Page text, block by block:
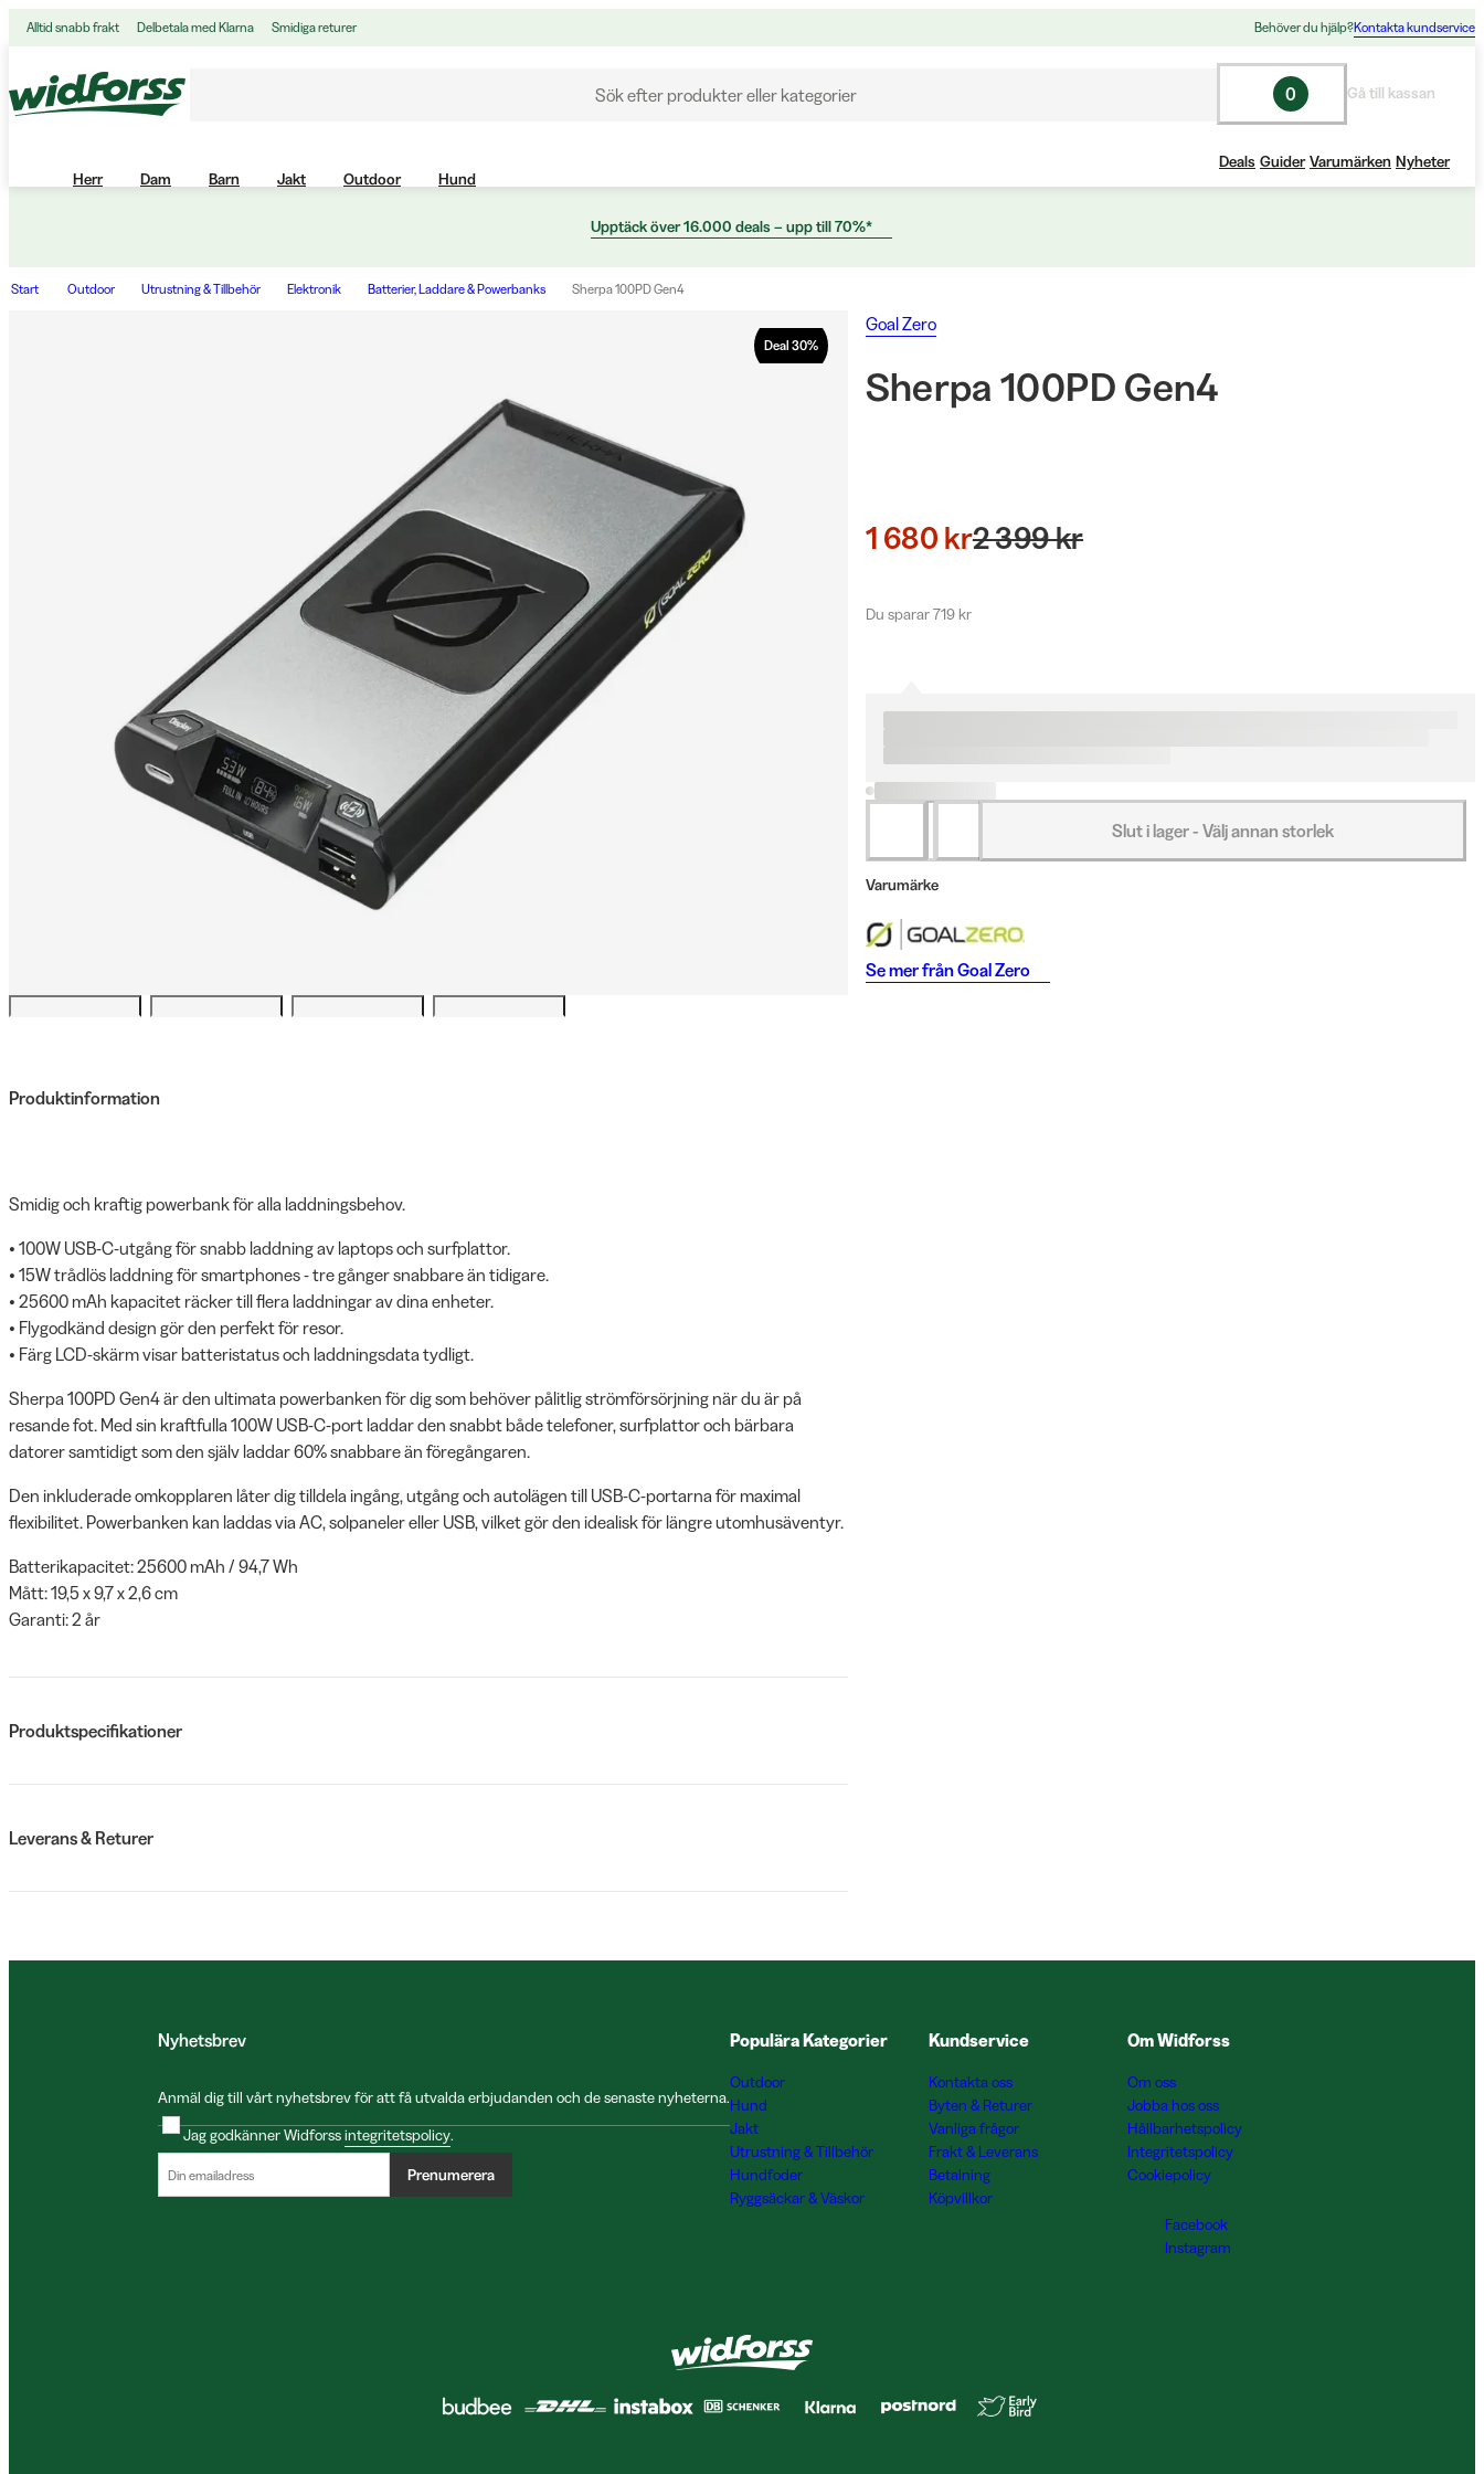
Alltid snabb frakt Delbetala med Klarna Smidiga returer Behöver du hjälp?Kontakta kundservice
Sök efter produkter eller kategorier 0 Gå till kassan
Herr Dam Barn Jakt Outdoor Hund
Deals Guider Varumärken Nyheter
Upptäck över 16.000 deals – upp till 70%*
Start Outdoor Utrustning & Tillbehör Elektronik Batterier, Laddare & Powerbanks Sherpa 100PD Gen4
Deal 30%
Produktinformation
Smidig och kraftig powerbank för alla laddningsbehov.
• 100W USB-C-utgång för snabb laddning av laptops och surfplattor.
• 15W trådlös laddning för smartphones - tre gånger snabbare än tidigare.
• 25600 mAh kapacitet räcker till flera laddningar av dina enheter.
• Flygodkänd design gör den perfekt för resor.
• Färg LCD-skärm visar batteristatus och laddningsdata tydligt.
Sherpa 100PD Gen4 är den ultimata powerbanken för dig som behöver pålitlig strömförsörjning när du är på
resande fot. Med sin kraftfulla 100W USB-C-port laddar den snabbt både telefoner, surfplattor och bärbara
datorer samtidigt som den själv laddar 60% snabbare än föregångaren.
Den inkluderade omkopplaren låter dig tilldela ingång, utgång och autolägen till USB-C-portarna för maximal
flexibilitet. Powerbanken kan laddas via AC, solpaneler eller USB, vilket gör den idealisk för längre utomhusäventyr.
Batterikapacitet: 25600 mAh / 94,7 Wh
Mått: 19,5 x 9,7 x 2,6 cm
Garanti: 2 år
Produktspecifikationer
Leverans & Returer
Goal Zero
Sherpa 100PD Gen4
1 680 kr2 399 kr
Du sparar 719 kr
Slut i lager - Välj annan storlek
Varumärke
Se mer frånGoal Zero
Nyhetsbrev
Anmäl dig till vårt nyhetsbrev för att få utvalda erbjudanden och de senaste nyheterna.
Jag godkänner Widforssintegritetspolicy.
Prenumerera
Populära Kategorier
Outdoor
Hund
Jakt
Utrustning & Tillbehör
Hundfoder
Ryggsäckar & Väskor
Kundservice
Kontakta oss
Byten & Returer
Vanliga frågor
Frakt & Leverans
Betalning
Köpvillkor
Om Widforss
Om oss
Jobba hos oss
Hållbarhetspolicy
Integritetspolicy
Cookiepolicy
Facebook
Instagram